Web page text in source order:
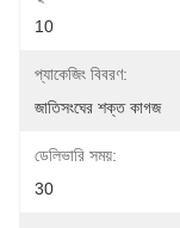
10
প্যাকেজিং বিবরণ:
জাতিসংঘের শক্ত কাগজ
ডেলিভারি সময়:
30